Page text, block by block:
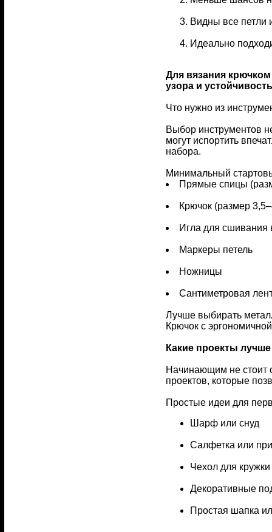
Видны все петли
Идеально
Для вязания
узора и
Что нужно из
Выбор инструментов
могут испортить
набора.
Минимальный
Прямые спицы
Крючок (размер
Игла для сшивания
Маркеры петель
Ножницы
Сантиметровая
Лучше выбирать
Крючок с
Какие проекты
Начинающим не стоит
проектов, которые
Простые идеи для
Шарф или снуд
Салфетка или
Чехол для
Декоративные
Простая шапка